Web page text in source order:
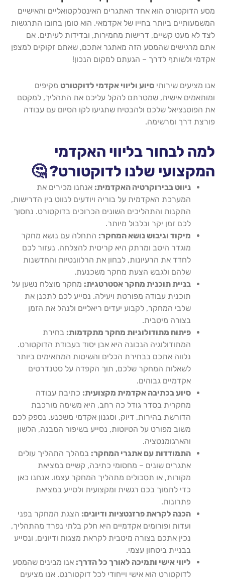
מסע הדוקטורט הוא אחד האתגרים האינטלקטואליים והאישיים
המשמעותיים ביותר בחייו של אקדמאי. הוא טומן בחובו התרגשות
לצד לא מעט קשיים, דרישות מחמירות, ובדידות לעיתים. אם
אתם מרגישים שהמסע הזה מאתגר אתכם, שאתם זקוקים למצפן
אקדמי ולשותף לדרך – הגעתם למקום הנכון!
אנו מציעים שירותי סיוע וליווי אקדמי לדוקטורט מקיפים
ומותאמים אישית, שמטרתם להקל עליכם את התהליך, למקסם
את הפוטנציאל שלכם ולהבטיח שתגיעו לקו הסיום עם עבודה
פורצת דרך ומרשימה.
למה לבחור בליווי האקדמי
המקצועי שלנו לדוקטורט? 🤔
ניווט בבירוקרטיה האקדמית: אנחנו מכירים את
המערכת האקדמית על בוריה ויודעים לנווט בין הדרישות,
התקנות והתהליכים השונים הכרוכים בדוקטורט. נחסוך
לכם זמן יקר ובלבול מיותר.
מיקוד וגיבוש נושא המחקר: התחלה עם נושא מחקר
מוגדר היטב ומרתק היא קריטית להצלחה. נעזור לכם
לחדד את הרעיונות, לבחון את הרלוונטיות והחדשנות
שלהם ולגבש הצעת מחקר משכנעת.
בניית תוכנית מחקר אסטרטגית: מחקר מוצלח נשען על
תוכנית עבודה מפורטת ויעילה. נסייע לכם לתכנן את
שלבי המחקר, לקבוע יעדים ריאליים ולנהל את הזמן
בצורה מיטבית.
פיתוח מתודולוגיות מחקר מתקדמות: בחירת
המתודולוגיה הנכונה היא אבן יסוד בעבודת הדוקטורט.
נלווה אתכם בבחירת הכלים והשיטות המתאימים ביותר
לשאלות המחקר שלכם, תוך הקפדה על סטנדרטים
אקדמיים גבוהים.
סיוע בכתיבה אקדמית מקצועית: כתיבת עבודה
מחקרית בסדר גודל כה רחב, היא משימה מורכבת
הדורשת בהירות, דיוק, וסגנון אקדמי משכנע. נספק לכם
משוב מפורט על הטיוטות, נסייע בשיפור המבנה, הלשון
והארגומנטציה.
התמודדות עם אתגרי המחקר: במהלך התהליך עולים
אתגרים שונים – מחסומי כתיבה, קשיים במציאת
מקורות, או תסכולים מתהליך המחקר עצמו. אנחנו כאן
כדי לתמוך בכם רגשית ומקצועית ולסייע במציאת
פתרונות.
הכנה לקראת פרזנטציות ודיונים: הצגת המחקר בפני
ועדות ופורומים אקדמיים היא חלק בלתי נפרד מהתהליך,
נכין אתכם בצורה מיטבית לקראת מצגות ודיונים, ונסייע
בבניית ביטחון עצמי.
ליווי אישי ותמיכה לאורך כל הדרך: אנו מבינים שהמסע
לדוקטורט הוא אישי וייחודי לכל דוקטורנט. אנו מציעים